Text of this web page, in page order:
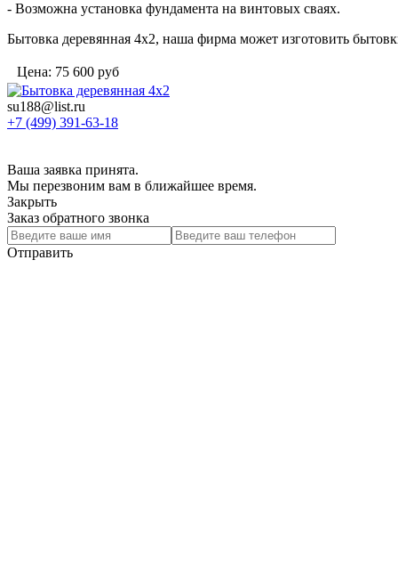
- Возможна установка фундамента на винтовых сваях.
Бытовка деревянная 4х2, наша фирма может изготовить
Цена: 75 600 руб
su188@list.ru
+7 (499) 391-63-18
Ваша заявка принята.
Мы перезвоним вам в ближайшее время.
Закрыть
Заказ обратного звонка
Отправить